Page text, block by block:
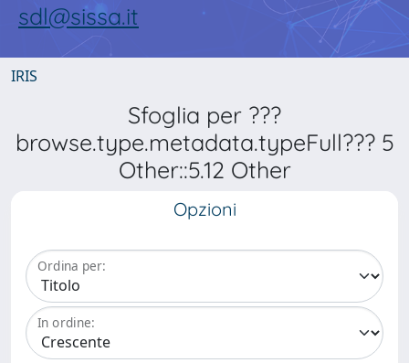
sdl@sissa.it
IRIS
Sfoglia per ???
browse.type.metadata.typeFull??? 5
Other::5.12 Other
Opzioni
Ordina per:
In ordine: